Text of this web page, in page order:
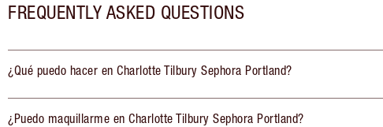
FREQUENTLY ASKED QUESTIONS
¿Qué puedo hacer en Charlotte Tilbury Sephora Portland?
¿Puedo maquillarme en Charlotte Tilbury Sephora Portland?